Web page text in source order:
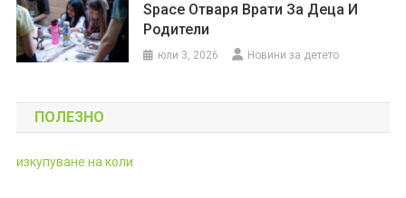
Space Отваря Врати За Деца И
Родители
юли 3, 2026 Новини за детето
ПОЛЕЗНО
изкупуване на коли